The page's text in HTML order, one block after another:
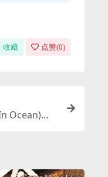
收藏 点赞(0)
Ocean)（2